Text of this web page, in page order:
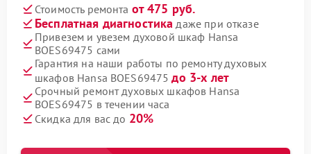
Стоимость ремонта от 475 руб.
Бесплатная диагностика даже при отказе
Привезем и увезем духовой шкаф Hansa
BOES69475 сами
Гарантия на наши работы по ремонту духовых
шкафов Hansa BOES69475до 3-х лет
Срочный ремонт духовых шкафов Hansa
BOES69475 в течении часа
Скидка для вас до 20%